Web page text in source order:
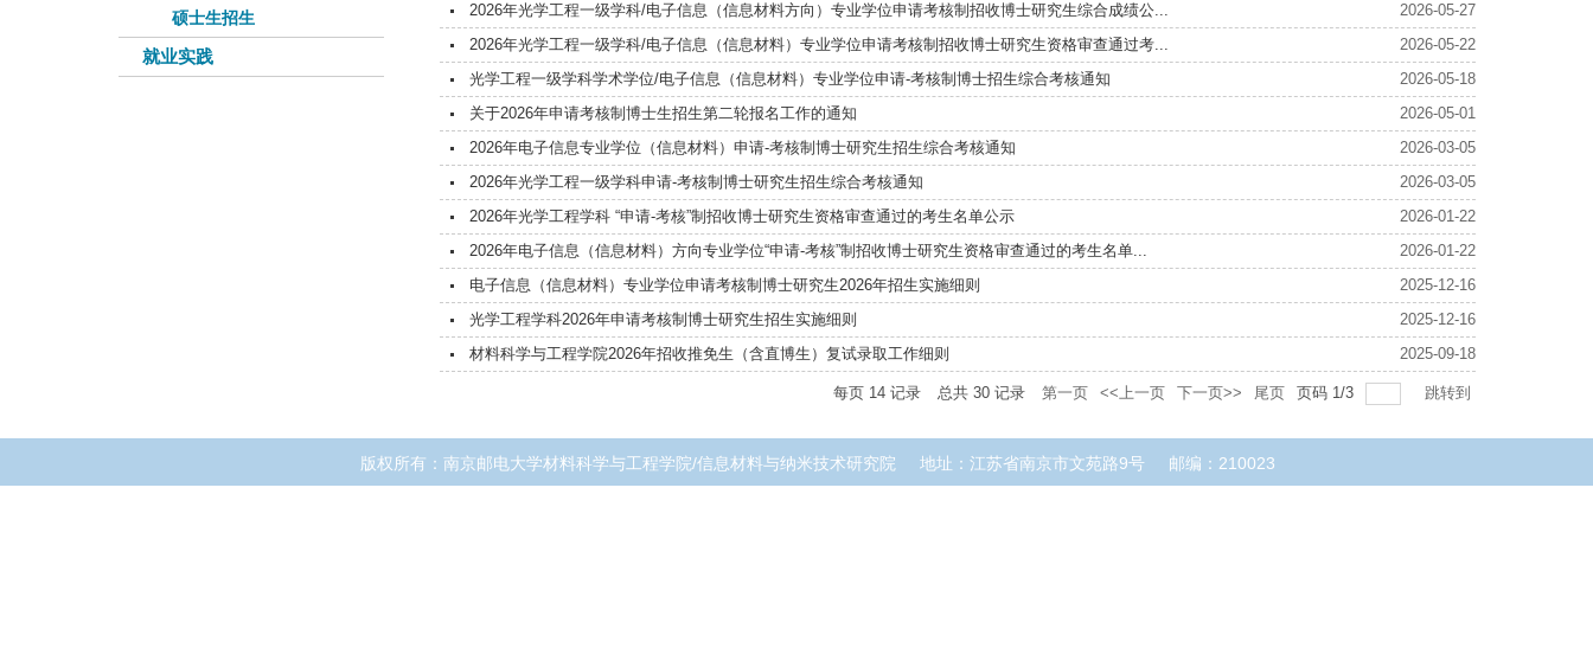
硕士生招生
就业实践
2026年光学工程一级学科/电子信息（信息材料方向）专业学位申请考核制招收博士研究生综合成绩公...
2026-05-27
2026年光学工程一级学科/电子信息（信息材料）专业学位申请考核制招收博士研究生资格审查通过考...
2026-05-22
光学工程一级学科学术学位/电子信息（信息材料）专业学位申请-考核制博士招生综合考核通知
2026-05-18
关于2026年申请考核制博士生招生第二轮报名工作的通知
2026-05-01
2026年电子信息专业学位（信息材料）申请-考核制博士研究生招生综合考核通知
2026-03-05
2026年光学工程一级学科申请-考核制博士研究生招生综合考核通知
2026-03-05
2026年光学工程学科 “申请-考核”制招收博士研究生资格审查通过的考生名单公示
2026-01-22
2026年电子信息（信息材料）方向专业学位“申请-考核”制招收博士研究生资格审查通过的考生名单...
2026-01-22
电子信息（信息材料）专业学位申请考核制博士研究生2026年招生实施细则
2025-12-16
光学工程学科2026年申请考核制博士研究生招生实施细则
2025-12-16
材料科学与工程学院2026年招收推免生（含直博生）复试录取工作细则
2025-09-18
每页 14 记录 总共 30 记录 第一页 <<上一页 下一页>> 尾页 页码 1/3 跳转到
版权所有：南京邮电大学材料科学与工程学院/信息材料与纳米技术研究院 地址：江苏省南京市文苑路9号 邮编：210023